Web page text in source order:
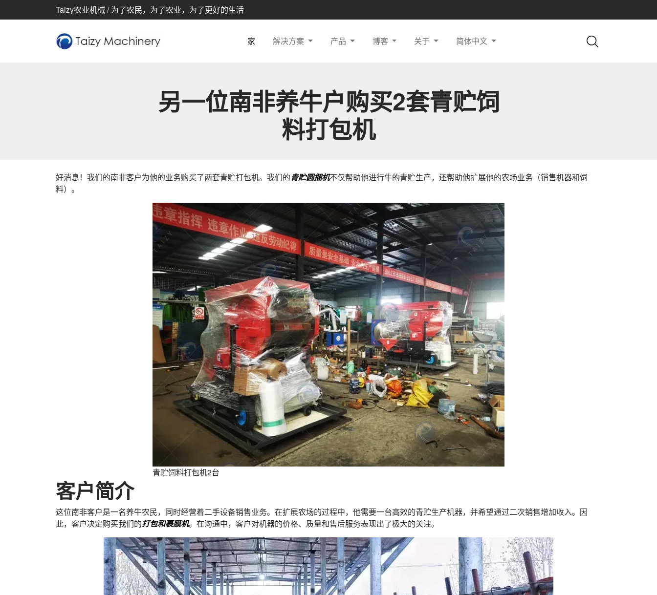
Taizy农业机械 / 为了农民，为了农业，为了更好的生活
家 解决方案 产品 博客 关于 简体中文
另一位南非养牛户购买2套青贮饲
料打包机
好消息！我们的南非客户为他的业务购买了两套青贮打包机。我们的青贮圆捆机不仅帮助他进行牛的青贮生产，还帮助他扩展他的农场业务（销售机器和饲
料）。
青贮饲料打包机2台
客户简介
这位南非客户是一名养牛农民，同时经营着二手设备销售业务。在扩展农场的过程中，他需要一台高效的青贮生产机器，并希望通过二次销售增加收入。因
此，客户决定购买我们的打包和裹膜机。在沟通中，客户对机器的价格、质量和售后服务表现出了极大的关注。